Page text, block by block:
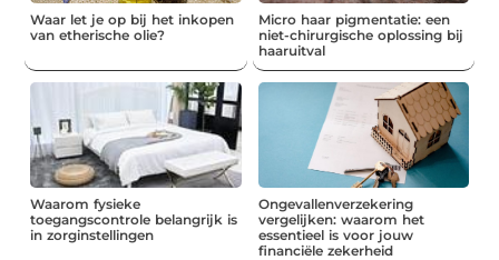
Waar let je op bij het inkopen
van etherische olie?
Micro haar pigmentatie: een
niet-chirurgische oplossing bij
haaruitval
Waarom fysieke
toegangscontrole belangrijk is
in zorginstellingen
Ongevallenverzekering
vergelijken: waarom het
essentieel is voor jouw
financiële zekerheid